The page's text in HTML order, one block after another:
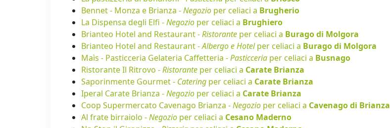
Bennet - Monza e Brianza -Negozio per celiaci a Brugherio
La Dispensa degli Elfi -Negozio per celiaci a Brughiero
Brianteo Hotel and Restaurant -Ristorante per celiaci a Burago di Molgora
Brianteo Hotel and Restaurant -Albergo e Hotelper celiaci a Burago di Molgora
Maìs - Pasticceria Gelateria Caffetteria -Pasticceria per celiaci a Busnago
Ristorante Il Ritrovo -Ristorante per celiaci a Carate Brianza
Saporinmente Gourmet - Catering per celiaci a Carate Brianza
Iperal Carate Brianza -Negozio per celiaci a Carate Brianza
Coop Supermercato Cavenago Brianza -Negozio per celiaci a Cavenago di Brianza
Al frate birraiolo -Negozio per celiaci a Cesano Maderno